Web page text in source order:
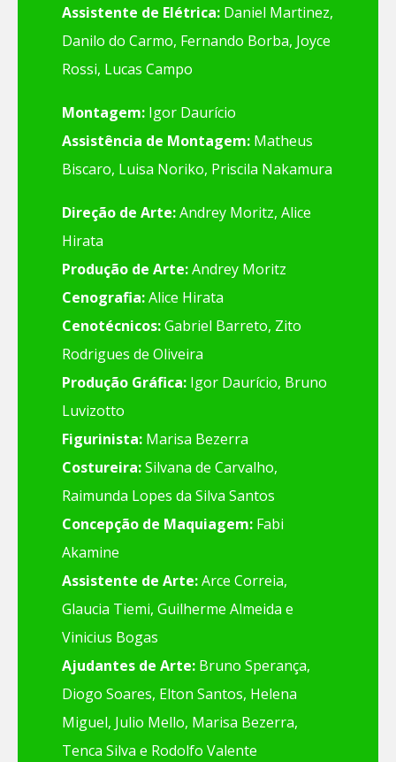
Assistente de Elétrica: Daniel Martinez,
Danilo do Carmo, Fernando Borba, Joyce
Rossi, Lucas Campo
Montagem: Igor Daurício
Assistência de Montagem: Matheus
Biscaro, Luisa Noriko, Priscila Nakamura
Direção de Arte:Andrey Moritz, Alice
Hirata
Produção de Arte:Andrey Moritz
Cenografia:Alice Hirata
Cenotécnicos:Gabriel Barreto, Zito
Rodrigues de Oliveira
Produção Gráfica: Igor Daurício, Bruno
Luvizotto
Figurinista: Marisa Bezerra
Costureira:Silvana de Carvalho,
Raimunda Lopes da Silva Santos
Concepção de Maquiagem: Fabi
Akamine
Assistente de Arte:Arce Correia,
Glaucia Tiemi, Guilherme Almeida e
Vinicius Bogas
Ajudantes de Arte: Bruno Sperança,
Diogo Soares, Elton Santos, Helena
Miguel, Julio Mello, Marisa Bezerra,
Tenca Silva e Rodolfo Valente